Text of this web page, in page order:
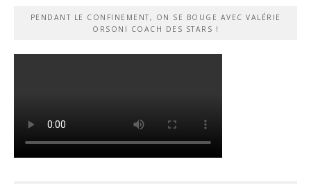
PENDANT LE CONFINEMENT, ON SE BOUGE AVEC VALÉRIE
ORSONI COACH DES STARS !